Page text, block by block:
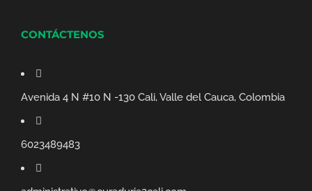
CONTÁCTENOS
Avenida 4 N #10 N -130 Cali, Valle del Cauca, Colombia
6023489483